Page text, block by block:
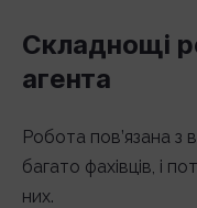
Складнощі
агента
Робота пов’язана
багато фахівців, і
них.